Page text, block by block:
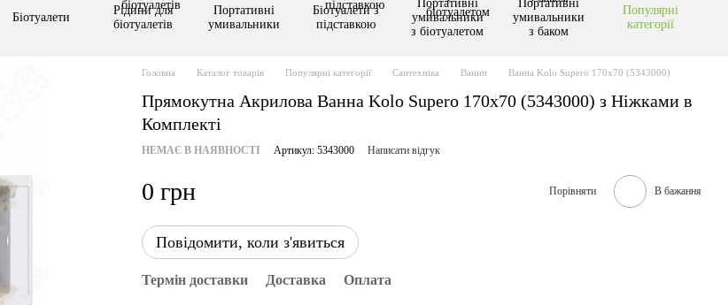
Біотуалети
Рідини для
біотуалетів
Портативні
умивальники
Біотуалети з
підставкою
Портативні
умивальники
з біотуалетом
Портативні
умивальники
з баком
Популярні
категорії
Головна Каталог товарів Популярні категорії Сантехніка Ванни Ванна Kolo Supero 170x70 (5343000)
Прямокутна Акрилова Ванна Kolo Supero 170x70 (5343000) з Ніжками в
Комплекті
НЕМАЄ В НАЯВНОСТІ Артикул: 5343000 Написати відгук
0 грн Порівняти В бажання
Повідомити, коли з'явиться
Термін доставки Доставка Оплата